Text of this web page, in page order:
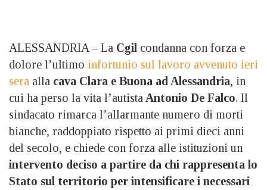
ALESSANDRIA – La Cgil condanna con forza e
dolore l’ultimo infortunio sul lavoro avvenuto ieri
sera alla cava Clara e Buona ad Alessandria, in
cui ha perso la vita l’autista Antonio De Falco. Il
sindacato rimarca l’allarmante numero di morti
bianche, raddoppiato rispetto ai primi dieci anni
del secolo, e chiede con forza alle istituzioni un
intervento deciso a partire da chi rappresenta lo
Stato sul territorio per intensificare i necessari